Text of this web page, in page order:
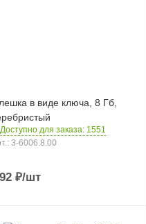
в виде ключа, 8 Гб,
Доступно для заказа: 1551
3-6006.8.00
₽/шт